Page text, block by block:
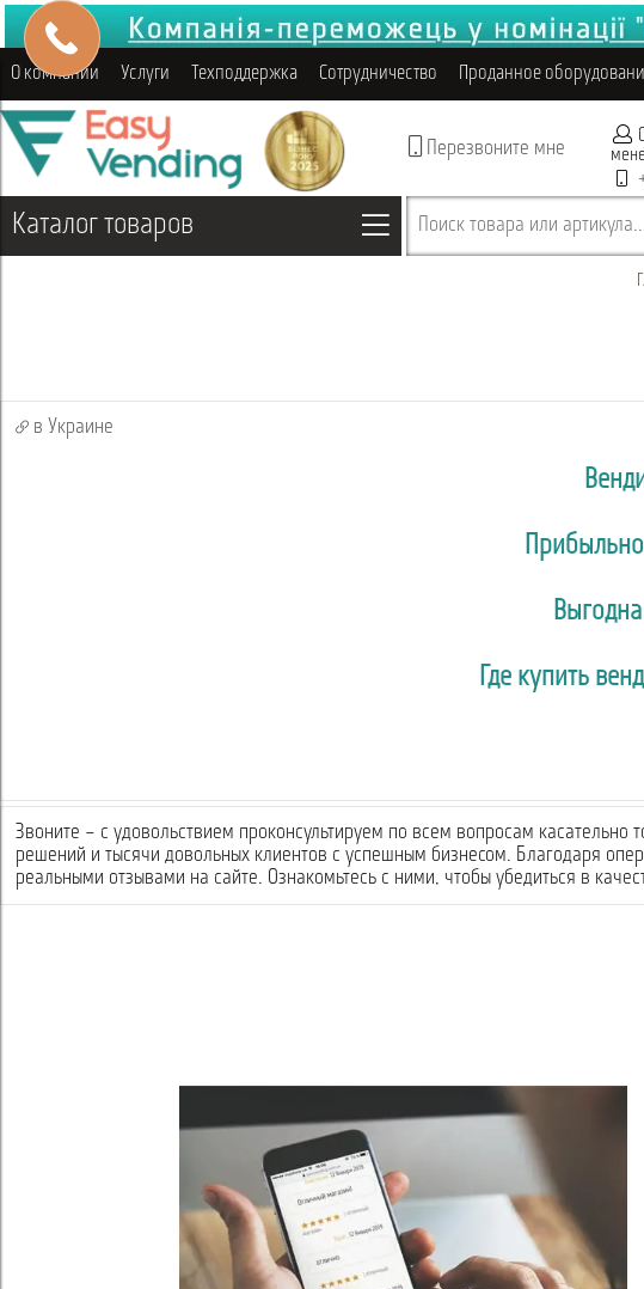
О компании Услуги Техподдержка Сотрудничество Проданное
Перезвоните мне
Каталог товаров Поиск товара или
в Украине
Где купить
Звоните – с удовольствием проконсультируем по всем вопросам
решений и тысячи довольных клиентов с успешным бизнесом. Благодаря
реальными отзывами на сайте. Ознакомьтесь с ними, чтобы убедиться в